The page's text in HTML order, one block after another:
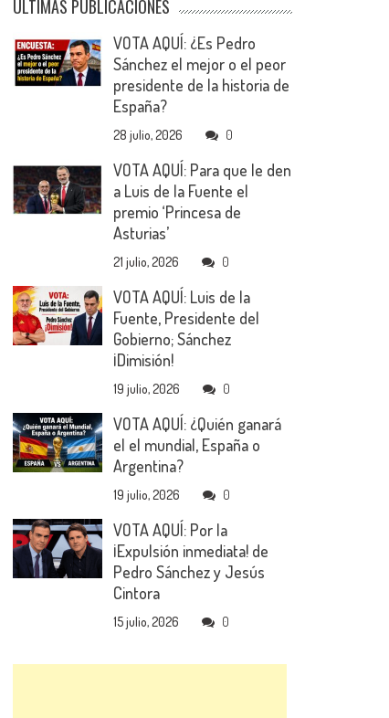
ÚLTIMAS PUBLICACIONES
VOTA AQUÍ: ¿Es Pedro
Sánchez el mejor o el peor
presidente de la historia de
España?
28 julio, 2026 0
VOTA AQUÍ: Para que le den
a Luis de la Fuente el
premio ‘Princesa de
Asturias’
21 julio, 2026 0
VOTA AQUÍ: Luis de la
Fuente, Presidente del
Gobierno; Sánchez
¡Dimisión!
19 julio, 2026 0
VOTA AQUÍ: ¿Quién ganará
el el mundial, España o
Argentina?
19 julio, 2026 0
VOTA AQUÍ: Por la
¡Expulsión inmediata! de
Pedro Sánchez y Jesús
Cintora
15 julio, 2026 0